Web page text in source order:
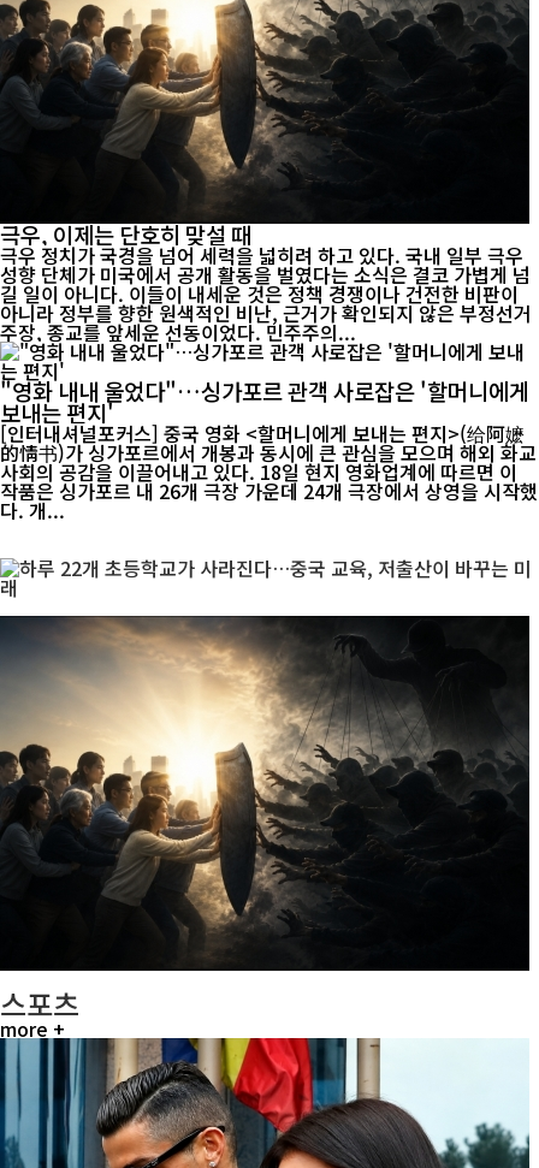
극우, 이제는 단호히 맞설 때
극우 정치가 국경을 넘어 세력을 넓히려 하고 있다. 국내 일부 극우
성향 단체가 미국에서 공개 활동을 벌였다는 소식은 결코 가볍게 넘
길 일이 아니다. 이들이 내세운 것은 정책 경쟁이나 건전한 비판이
아니라 정부를 향한 원색적인 비난, 근거가 확인되지 않은 부정선거
주장, 종교를 앞세운 선동이었다. 민주주의...
"영화 내내 울었다"…싱가포르 관객 사로잡은 '할머니에게
보내는 편지'
[인터내셔널포커스] 중국 영화 <할머니에게 보내는 편지>(给阿嬷
的情书)가 싱가포르에서 개봉과 동시에 큰 관심을 모으며 해외 화교
사회의 공감을 이끌어내고 있다. 18일 현지 영화업계에 따르면 이
작품은 싱가포르 내 26개 극장 가운데 24개 극장에서 상영을 시작했
다. 개...
스포츠
more +